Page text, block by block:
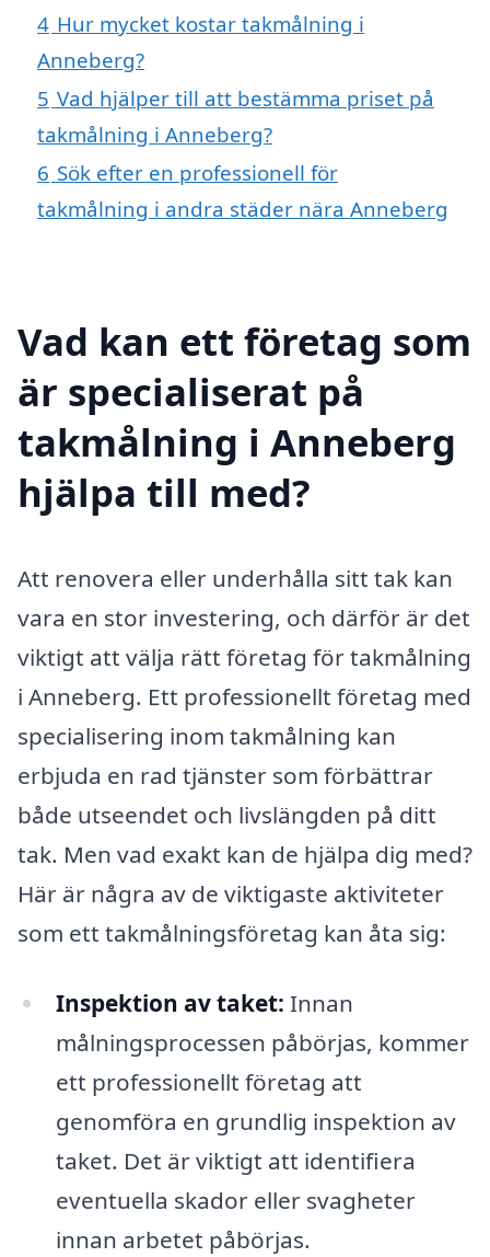
4 Hur mycket kostar takmålning i
Anneberg?
5 Vad hjälper till att bestämma priset på
takmålning i Anneberg?
6 Sök efter en professionell för
takmålning i andra städer nära Anneberg
Vad kan ett företag som
är specialiserat på
takmålning i Anneberg
hjälpa till med?
Att renovera eller underhålla sitt tak kan
vara en stor investering, och därför är det
viktigt att välja rätt företag för takmålning
i Anneberg. Ett professionellt företag med
specialisering inom takmålning kan
erbjuda en rad tjänster som förbättrar
både utseendet och livslängden på ditt
tak. Men vad exakt kan de hjälpa dig med?
Här är några av de viktigaste aktiviteter
som ett takmålningsföretag kan åta sig:
Inspektion av taket: Innan
målningsprocessen påbörjas, kommer
ett professionellt företag att
genomföra en grundlig inspektion av
taket. Det är viktigt att identifiera
eventuella skador eller svagheter
innan arbetet påbörjas.